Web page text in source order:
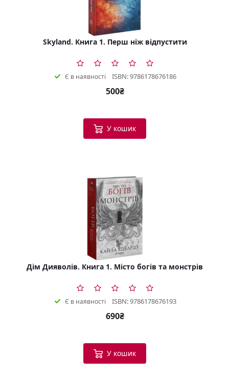
Skyland. Книга 1. Перш ніж відпустити
Є в наявності ISBN: 9786178676186
500₴
У кошик
Дім Дияволів. Книга 1. Місто богів та монстрів
Є в наявності ISBN: 9786178676193
690₴
У кошик